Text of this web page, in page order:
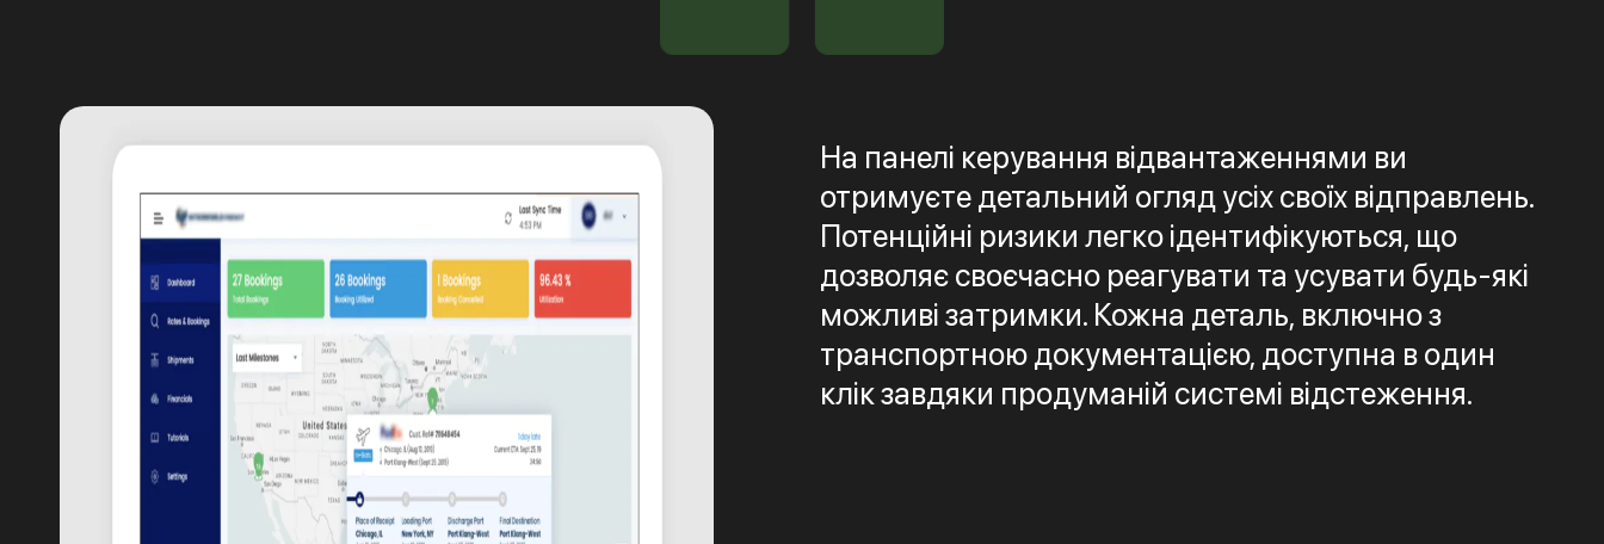
На панелі керування відвантаженнями ви
отримуєте детальний огляд усіх своїх відправлень.
Потенційні ризики легко ідентифікуються, що
дозволяє своєчасно реагувати та усувати будь-які
можливі затримки. Кожна деталь, включно з
транспортною документацією, доступна в один
клік завдяки продуманій системі відстеження.